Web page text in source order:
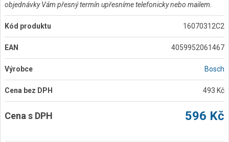
objednávky Vám přesný termín upřesníme telefonicky nebo mailem.
Kód produktu 16070312C2
EAN 4059952061467
Výrobce Bosch
Cena bez DPH 493 Kč
Cena s DPH 596 Kč